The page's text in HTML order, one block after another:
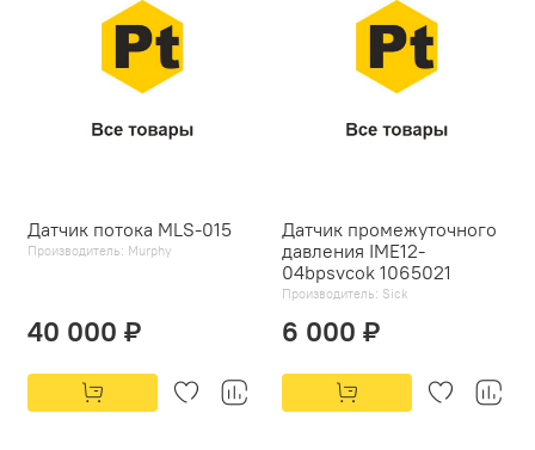
Датчик потока MLS-015
Производитель: Murphy
40 000 ₽
Датчик промежуточного
давления IME12-
04bpsvcok 1065021
Производитель: Sick
6 000 ₽